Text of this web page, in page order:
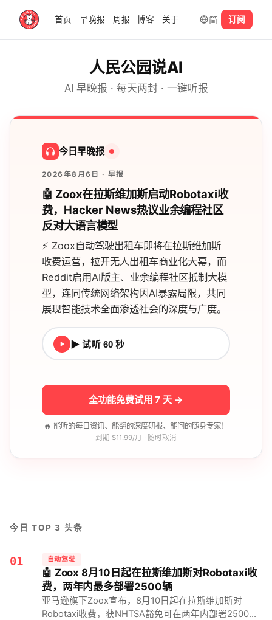
首页 早晚报 周报 博客 关于 简 订阅
人民公园说AI
AI 早晚报 · 每天两封 · 一键听报
今日早晚报
2026年8月6日 · 早报
🤖 Zoox在拉斯维加斯启动Robotaxi收
费，Hacker News热议业余编程社区
反对大语言模型
⚡ Zoox自动驾驶出租车即将在拉斯维加斯
收费运营，拉开无人出租车商业化大幕，而
Reddit启用AI版主、业余编程社区抵制大模
型，连同传统网络架构因AI暴露局限，共同
展现智能技术全面渗透社会的深度与广度。
▶ 试听 60 秒
全功能免费试用 7 天 →
🔥 能听的每日资讯、能翻的深度研报、能问的随身专家！
到期 $11.99/月 · 随时取消
今日 TOP 3 头条
01 自动驾驶
🤖 Zoox 8月10日起在拉斯维加斯对Robotaxi收
费，两年内最多部署2500辆
亚马逊旗下Zoox宣布，8月10日起在拉斯维加斯对
Robotaxi收费，获NHTSA豁免可在两年内部署2500辆